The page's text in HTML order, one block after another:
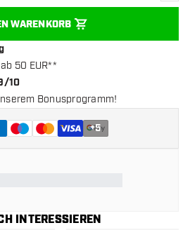
WARENKORB
50 EUR**
10
Bonusprogramm!
+5
INTERESSIEREN